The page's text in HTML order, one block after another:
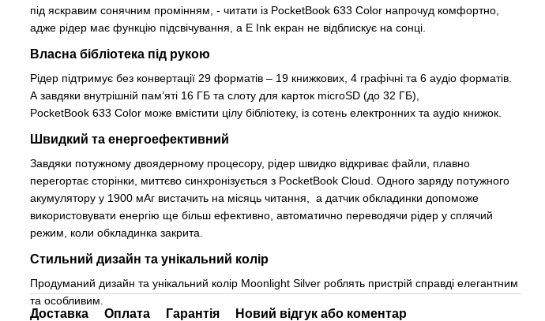
під яскравим сонячним промінням, - читати із PocketBook 633 Color напрочуд комфортно,
адже рідер має функцію підсвічування, а E Ink екран не відблискує на сонці.
Власна бібліотека під рукою
Рідер підтримує без конвертації 29 форматів – 19 книжкових, 4 графічні та 6 аудіо форматів.
А завдяки внутрішній пам’яті 16 ГБ та слоту для карток microSD (до 32 ГБ),
PocketBook 633 Color може вмістити цілу бібліотеку, із сотень електронних та аудіо книжок.
Швидкий та енергоефективний
Завдяки потужному двоядерному процесору, рідер швидко відкриває файли, плавно
перегортає сторінки, миттєво синхронізується з PocketBook Cloud. Одного заряду потужного
акумулятору у 1900 мАг вистачить на місяць читання, а датчик обкладинки допоможе
використовувати енергію ще більш ефективно, автоматично переводячи рідер у сплячий
режим, коли обкладинка закрита.
Стильний дизайн та унікальний колір
Продуманий дизайн та унікальний колір Moonlight Silver роблять пристрій справді елегантним
та особливим.
Доставка Оплата Гарантія Новий відгук або коментар